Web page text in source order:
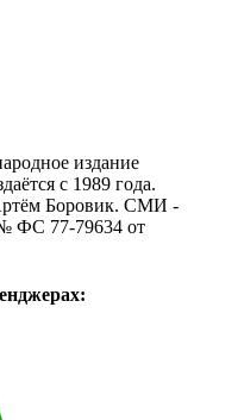
издание
с 1989 года.
Боровик. CМИ -
ФС 77-79634 от